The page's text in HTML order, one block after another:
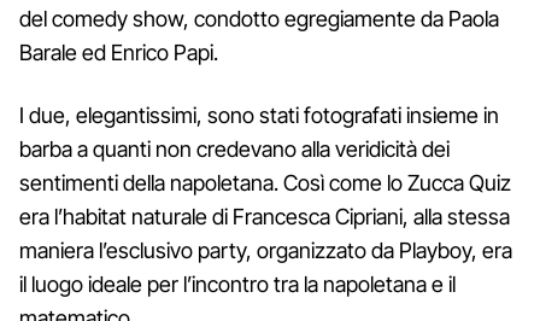
del comedy show, condotto egregiamente da Paola
Barale ed Enrico Papi.
I due, elegantissimi, sono stati fotografati insieme in
barba a quanti non credevano alla veridicità dei
sentimenti della napoletana. Così come lo Zucca Quiz
era l’habitat naturale di Francesca Cipriani, alla stessa
maniera l’esclusivo party, organizzato da Playboy, era
il luogo ideale per l’incontro tra la napoletana e il